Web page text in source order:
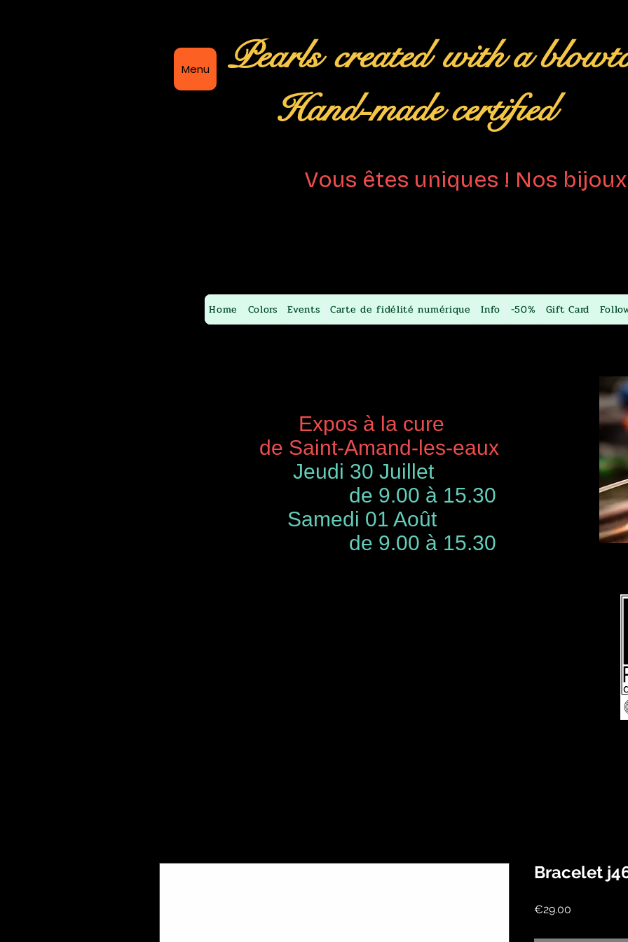
Menu Pearls created with a
Hand-made certified
Vous êtes uniques ! Nos
Home Colors Events Carte de fidélité numérique Info -50% Gift Card
Expos à la cure
de Saint-Amand-les-eaux
Jeudi 30 Juillet
de 9.00 à 15.30
Samedi 01 Août
de 9.00 à 15.30
Bracelet
€29.00